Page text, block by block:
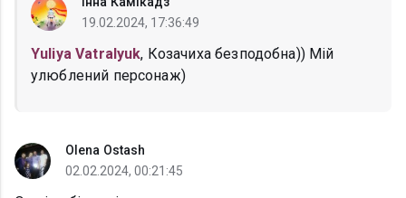
19.02.2024, 17:36:49
Yuliya Vatralyuk, Козачиха безподобна)) Мій
улюблений персонаж)
Olena Ostash
02.02.2024, 00:21:45